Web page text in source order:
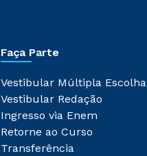
Faça Parte
Vestibular Múltipla Escolha
Vestibular Redação
Ingresso via Enem
Retorne ao Curso
Transferência